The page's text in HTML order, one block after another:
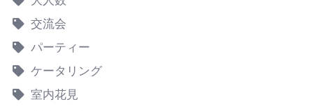
交流会
パーティー
ケータリング
室内花見